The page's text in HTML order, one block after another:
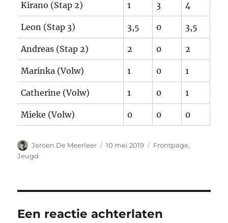
Kirano (Stap 2) 1 3 4
Leon (Stap 3) 3,5 0 3,5
Andreas (Stap 2) 2 0 2
Marinka (Volw) 1 0 1
Catherine (Volw) 1 0 1
Mieke (Volw) 0 0 0
Auteur
Jeroen De Meerleer
Gepubliceerd
10 mei 2019 Categorieën
Frontpage,
Jeugd
Een reactie achterlaten